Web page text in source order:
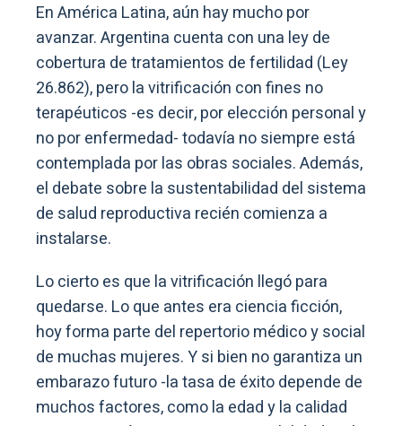
En América Latina, aún hay mucho por
avanzar. Argentina cuenta con una ley de
cobertura de tratamientos de fertilidad (Ley
26.862), pero la vitrificación con fines no
terapéuticos -es decir, por elección personal y
no por enfermedad- todavía no siempre está
contemplada por las obras sociales. Además,
el debate sobre la sustentabilidad del sistema
de salud reproductiva recién comienza a
instalarse.
Lo cierto es que la vitrificación llegó para
quedarse. Lo que antes era ciencia ficción,
hoy forma parte del repertorio médico y social
de muchas mujeres. Y si bien no garantiza un
embarazo futuro -la tasa de éxito depende de
muchos factores, como la edad y la calidad